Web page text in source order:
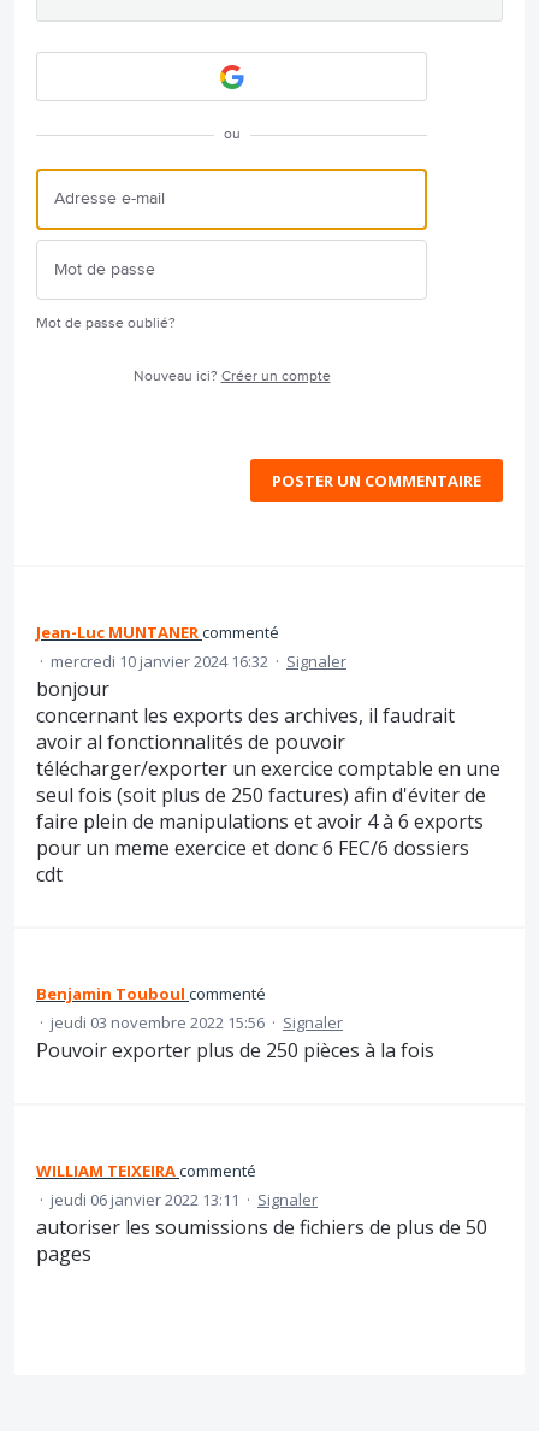
ou
Mot de passe oublié?
Nouveau ici? Créer un compte
POSTER UN COMMENTAIRE
Jean-Luc MUNTANERcommenté
· mercredi 10 janvier 2024 16:32 · Signaler
bonjour
concernant les exports des archives, il faudrait
avoir al fonctionnalités de pouvoir
télécharger/exporter un exercice comptable en une
seul fois (soit plus de 250 factures) afin d'éviter de
faire plein de manipulations et avoir 4 à 6 exports
pour un meme exercice et donc 6 FEC/6 dossiers
cdt
Benjamin Touboul commenté
· jeudi 03 novembre 2022 15:56 · Signaler
Pouvoir exporter plus de 250 pièces à la fois
WILLIAM TEIXEIRAcommenté
· jeudi 06 janvier 2022 13:11 · Signaler
autoriser les soumissions de fichiers de plus de 50
pages